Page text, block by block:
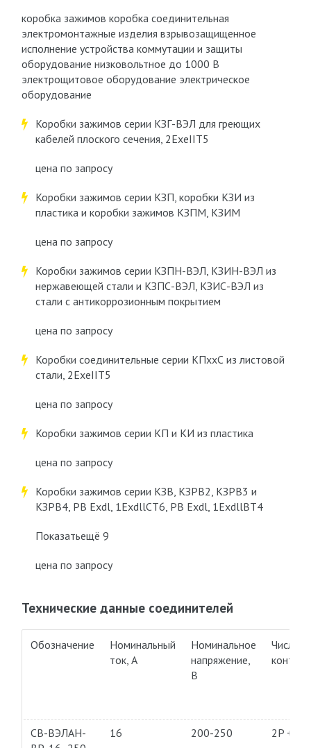
коробка зажимов коробка соединительная
электромонтажные изделия взрывозащищенное
исполнение устройства коммутации и защиты
оборудование низковольтное до 1000 В
электрощитовое оборудование электрическое
оборудование
Коробки зажимов серии КЗГ-ВЭЛ для греющих
кабелей плоского сечения, 2ExeIIT5
цена по запросу
Коробки зажимов cерии КЗП, коробки КЗИ из
пластика и коробки зажимов КЗПМ, КЗИМ
цена по запросу
Коробки зажимов серии КЗПН-ВЭЛ, КЗИН-ВЭЛ из
нержавеющей стали и КЗПС-ВЭЛ, КЗИС-ВЭЛ из
стали с антикоррозионным покрытием
цена по запросу
Коробки соединительные cерии КПххС из листовой
стали, 2ExeIIT5
цена по запросу
Коробки зажимов cерии КП и КИ из пластика
цена по запросу
Коробки зажимов cерии КЗВ, КЗРВ2, КЗРВ3 и
КЗРВ4, РВ Exdl, 1ExdllCT6, РВ Exdl, 1ExdllBT4
Показатьещё 9
цена по запросу
Технические данные соединителей
Обозначение
Номинальный
ток, А
Номинальное
напряжение,
В
Число
СВ-ВЭЛАН-
16 200-250 2P + PE